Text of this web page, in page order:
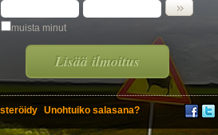
muista minut
Lisää ilmoitus
Unohtuiko salasana?